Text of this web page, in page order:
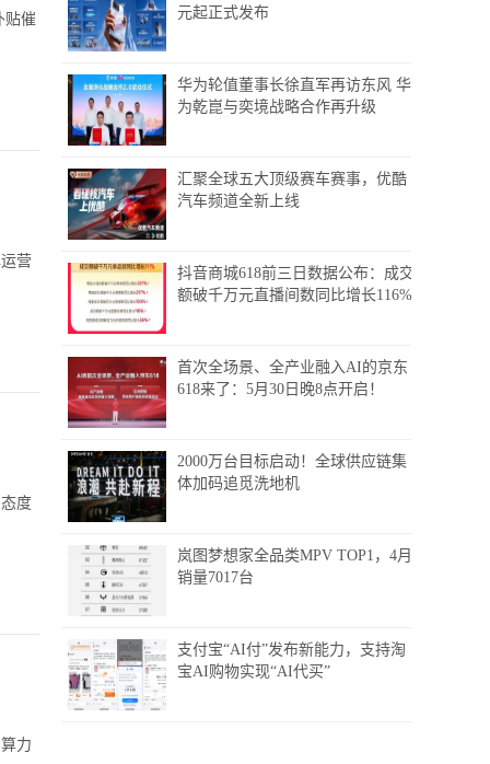
贴催
营
度
力
元起正式发布
华为轮值董事长徐直军再访东风 华
为乾崑与奕境战略合作再升级
汇聚全球五大顶级赛车赛事，优酷
汽车频道全新上线
抖音商城618前三日数据公布：成交
额破千万元直播间数同比增长116%
首次全场景、全产业融入AI的京东
618来了：5月30日晚8点开启！
2000万台目标启动！全球供应链集
体加码追觅洗地机
岚图梦想家全品类MPV TOP1，4月
销量7017台
支付宝“AI付”发布新能力，支持淘
宝AI购物实现“AI代买”